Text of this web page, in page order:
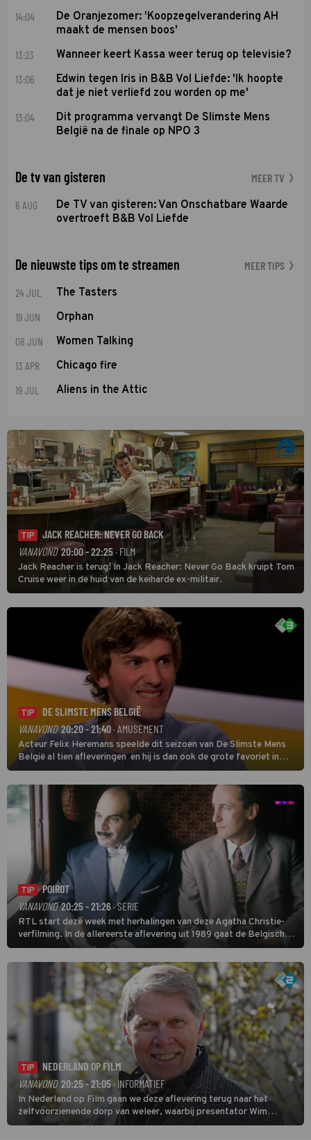
14:04
De Oranjezomer: 'Koopzegelverandering AH
maakt de mensen boos'
13:23 Wanneer keert Kassa weer terug op televisie?
13:06
Edwin tegen Iris in B&B Vol Liefde: 'Ik hoopte
dat je niet verliefd zou worden op me'
13:04
Dit programma vervangt De Slimste Mens
België na de finale op NPO 3
De tv van gisteren MEER TV
6 AUG
De TV van gisteren: Van Onschatbare Waarde
overtroeft B&B Vol Liefde
De nieuwste tips om te streamen MEER TIPS
24 JUL The Tasters
19 JUN Orphan
08 JUN Women Talking
13 APR Chicago fire
19 JUL Aliens in the Attic
TIP
JACK REACHER: NEVER GO BACK
VANAVOND 20:00 - 22:25 · FILM
Jack Reacher is terug! In Jack Reacher: Never Go Back kruipt Tom
Cruise weer in de huid van de keiharde ex-militair.
TIP
DE SLIMSTE MENS BELGIË
VANAVOND 20:20 - 21:40· AMUSEMENT
Acteur Felix Heremans speelde dit seizoen van De Slimste Mens
België al tien afleveringen en hij is dan ook de grote favoriet in
deze seizoensfinale. En er is Nederlandse inbreng, want komiek
Soundos El Ahmadi neemt plaats aan de jurytafel.
TIP
POIROT
VANAVOND 20:25 - 21:26 · SERIE
RTL start deze week met herhalingen van deze Agatha Christie-
verfilming. In de allereerste aflevering uit 1989 gaat de Belgische
speurder op zoek naar een vermiste kok. Poirot raakt al snel
verwikkeld in een moordzaak. (HH)
TIP
NEDERLAND OP FILM
VANAVOND 20:25 - 21:05· INFORMATIEF
In Nederland op Film gaan we deze aflevering terug naar het
zelfvoorzienende dorp van weleer, waarbij presentator Wim
Daniëls de kijkers meeneemt op reis door de tijd aan de hand van